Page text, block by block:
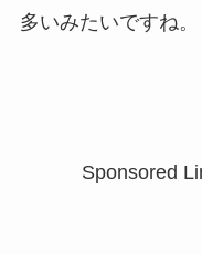
多いみたいですね。
Sponsored